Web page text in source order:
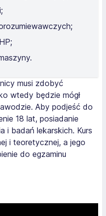
musi zdobyć
wtedy będzie mógł
Aby podjeść do
18 lat, posiadanie
i badań lekarskich. Kurs
i teoretycznej, a jego
do egzaminu